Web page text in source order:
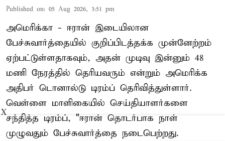
Published on: 05 Aug 2026, 3:51 pm
அமெரிக்கா - ஈரான் இடையிலான
பேச்சுவார்த்தையில் குறிப்பிடத்தக்க முன்னேற்றம்
ஏற்பட்டுள்ளதாகவும், அதன் முடிவு இன்னும் 48
மணி நேரத்தில் தெரியவரும் என்றும் அமெரிக்க
அதிபர் டொனால்டு டிரம்ப் தெரிவித்துள்ளார்.
வெள்ளை மாளிகையில் செய்தியாளர்களை
சந்தித்த டிரம்ப், "ஈரான் தொடர்பாக நாள்
முழுவதும் பேச்சுவார்த்தை நடைபெற்றது.
X